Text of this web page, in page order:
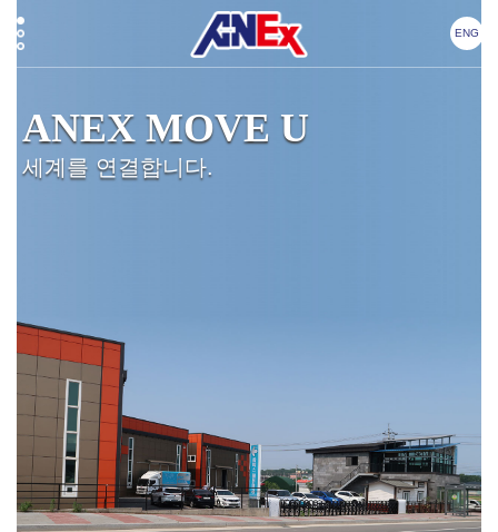
ENG
ANEX MOVE U
세계를 연결합니다.